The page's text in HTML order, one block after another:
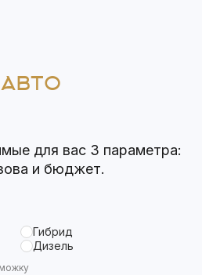
для вас 3 параметра:
и бюджет.
Гибрид
Дизель